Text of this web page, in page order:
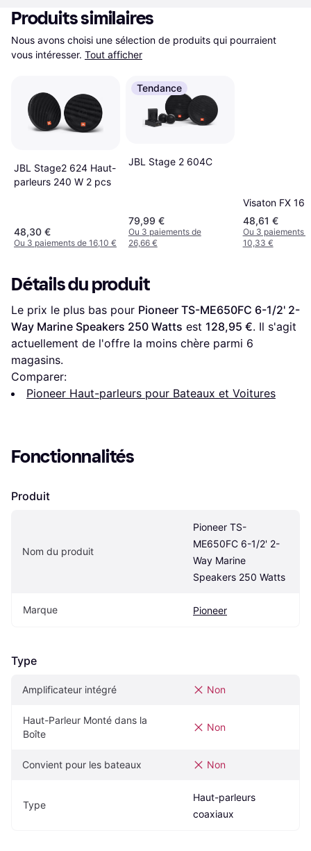
Produits similaires
Nous avons choisi une sélection de produits qui pourraient
vous intéresser. Tout afficher
JBL Stage2 624 Haut-
parleurs 240 W 2 pcs
48,30 €
Ou 3 paiements de 16,10 €
Tendance
JBL Stage 2 604C
79,99 €
Ou 3 paiements de
26,66 €
Visaton FX 16
48,61 €
Ou 3 paiements
10,33 €
Détails du produit
Le prix le plus bas pour Pioneer TS-ME650FC 6-1/2' 2-
Way Marine Speakers 250 Watts est 128,95 €. Il s'agit
actuellement de l'offre la moins chère parmi 6
magasins.
Comparer:
Pioneer Haut-parleurs pour Bateaux et Voitures
Fonctionnalités
Produit
Nom du produit
Pioneer TS-
ME650FC 6-1/2' 2-
Way Marine
Speakers 250 Watts
Marque Pioneer
Type
Amplificateur intégré Non
Haut-Parleur Monté dans la
Boîte
Non
Convient pour les bateaux Non
Type
Haut-parleurs
coaxiaux